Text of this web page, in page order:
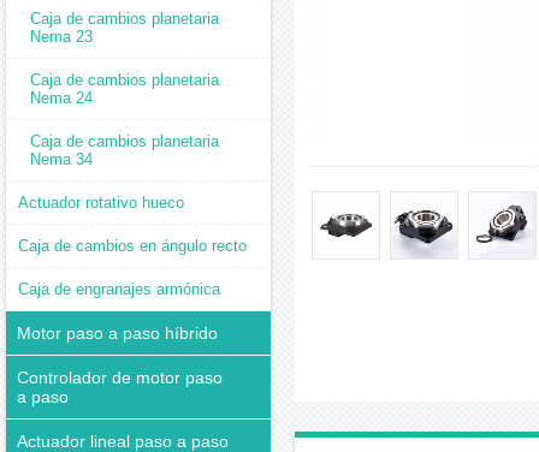
Caja de cambios planetaria
Nema 23
Caja de cambios planetaria
Nema 24
Caja de cambios planetaria
Nema 34
Actuador rotativo hueco
Caja de cambios en ángulo recto
Caja de engranajes armónica
Motor paso a paso híbrido
Controlador de motor paso
a paso
Actuador lineal paso a paso